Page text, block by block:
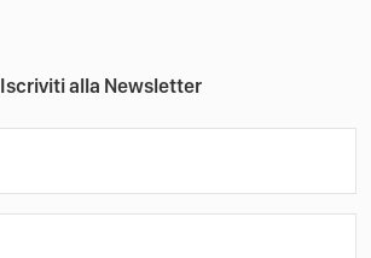
Iscriviti alla Newsletter